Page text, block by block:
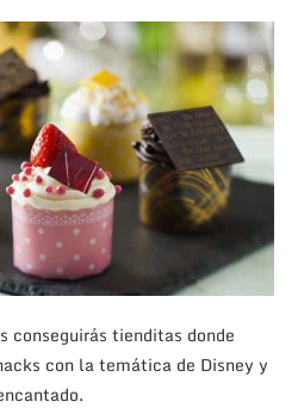
conseguirás tienditas donde
con la temática de Disney y